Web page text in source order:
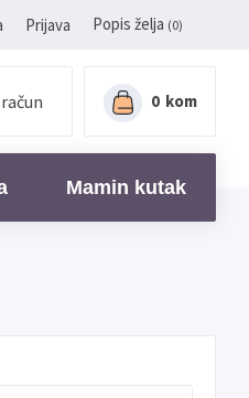
Prijava Popis želja (0)
0 kom
Mamin kutak